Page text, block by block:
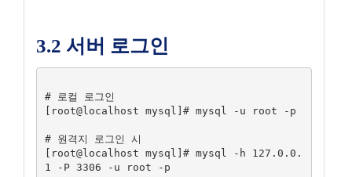
3.2 서버 로그인
# 로컬 로그인
[root@localhost mysql]# mysql -u root -p
# 원격지 로그인 시
[root@localhost mysql]# mysql -h 127.0.0.
1 -P 3306 -u root -p